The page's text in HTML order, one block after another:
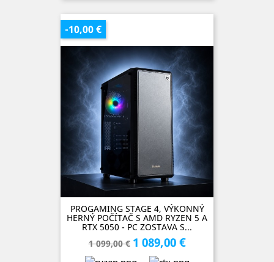
SKLADOM (3 kusy)
PROGAMING STAGE 4, VÝKONNÝ
HERNÝ POČÍTAČ S AMD RYZEN 5 A
RTX 5050 - PC ZOSTAVA S...
Základná
cena
1 099,00 € Cena
1 089,00 €
-10,00 €